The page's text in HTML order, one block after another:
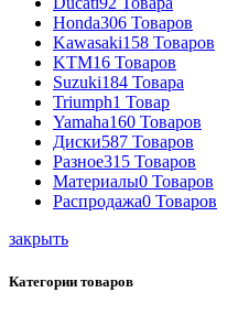
Honda306 Товаров
Kawasaki158 Товаров
KTM16 Товаров
Suzuki184 Товара
Triumph1 Товар
Yamaha160 Товаров
Диски587 Товаров
Разное315 Товаров
Материалы0 Товаров
Распродажа0 Товаров
закрыть
Категории товаров